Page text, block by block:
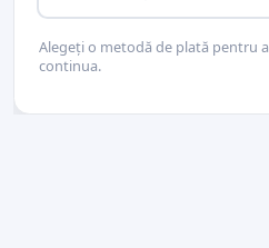
Alegeți o metodă de plată pentru a
continua.